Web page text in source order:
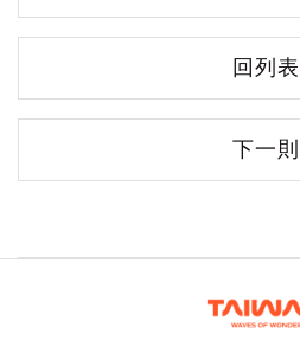
回列表
下一則